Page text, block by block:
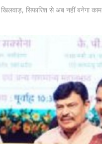
Uttarakhand Rain Alert: किन्नौर में भूस्खलन से NH-5 बंद, बद्रीनाथ हाईवे समेत कई सड़कें प्रभावित
सिफारिश से अब नहीं बनेगा काम